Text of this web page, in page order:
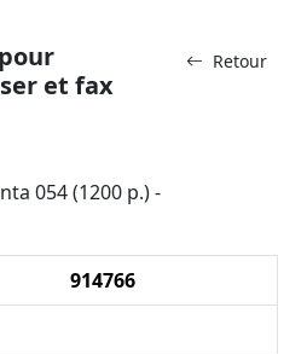
Retour
et fax
054 (1200 p.) -
914766